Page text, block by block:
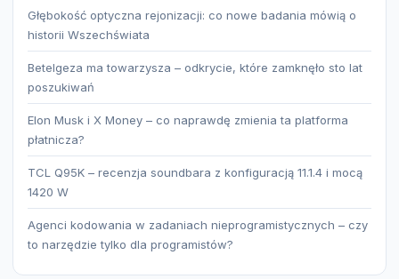
Głębokość optyczna rejonizacji: co nowe badania mówią o
historii Wszechświata
Betelgeza ma towarzysza – odkrycie, które zamknęło sto lat
poszukiwań
Elon Musk i X Money – co naprawdę zmienia ta platforma
płatnicza?
TCL Q95K – recenzja soundbara z konfiguracją 11.1.4 i mocą
1420 W
Agenci kodowania w zadaniach nieprogramistycznych – czy
to narzędzie tylko dla programistów?